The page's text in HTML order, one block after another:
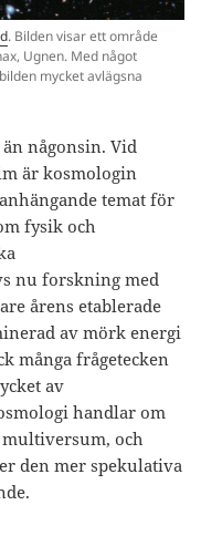
. Bilden visar ett område
Ugnen. Med något
mycket avlägsna
någonsin. Vid
är kosmologin
temat för
fysik och
nu forskning med
årens etablerade
av mörk energi
många frågetecken
av
handlar om
och
den mer spekulativa